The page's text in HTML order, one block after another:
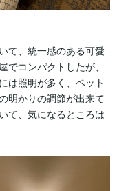
て、統一感のある可愛
でコンパクトしたが、
は照明が多く、ベット
明かりの調節が出来て
て、気になるところは